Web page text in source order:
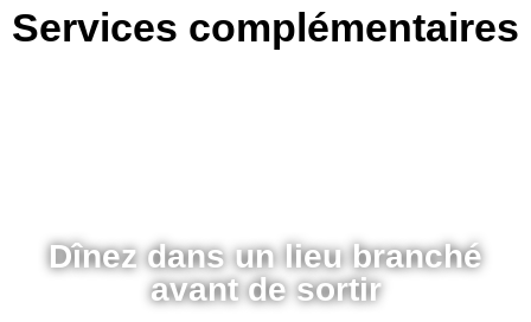
Services complémentaires
Dînez dans un lieu branché
avant de sortir